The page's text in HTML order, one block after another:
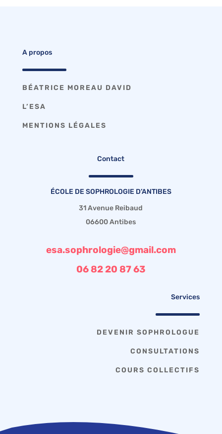
A propos
BÉATRICE MOREAU DAVID
L’ESA
MENTIONS LÉGALES
Contact
ÉCOLE DE SOPHROLOGIE D’ANTIBES
31 Avenue Reibaud
06600 Antibes
esa.sophrologie@gmail.com
06 82 20 87 63
Services
DEVENIR SOPHROLOGUE
CONSULTATIONS
COURS COLLECTIFS